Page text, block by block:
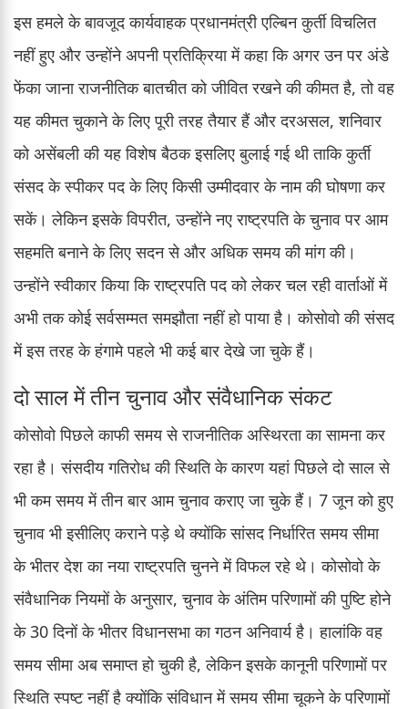
इस हमले के बावजूद कार्यवाहक प्रधानमंत्री एल्बिन कुर्ती विचलित
नहीं हुए और उन्होंने अपनी प्रतिक्रिया में कहा कि अगर उन पर अंडे
फेंका जाना राजनीतिक बातचीत को जीवित रखने की कीमत है, तो वह
यह कीमत चुकाने के लिए पूरी तरह तैयार हैं और दरअसल, शनिवार
को असेंबली की यह विशेष बैठक इसलिए बुलाई गई थी ताकि कुर्ती
संसद के स्पीकर पद के लिए किसी उम्मीदवार के नाम की घोषणा कर
सकें। लेकिन इसके विपरीत, उन्होंने नए राष्ट्रपति के चुनाव पर आम
सहमति बनाने के लिए सदन से और अधिक समय की मांग की।
उन्होंने स्वीकार किया कि राष्ट्रपति पद को लेकर चल रही वार्ताओं में
अभी तक कोई सर्वसम्मत समझौता नहीं हो पाया है। कोसोवो की संसद
में इस तरह के हंगामे पहले भी कई बार देखे जा चुके हैं।
दो साल में तीन चुनाव और संवैधानिक संकट
कोसोवो पिछले काफी समय से राजनीतिक अस्थिरता का सामना कर
रहा है। संसदीय गतिरोध की स्थिति के कारण यहां पिछले दो साल से
भी कम समय में तीन बार आम चुनाव कराए जा चुके हैं। 7 जून को हुए
चुनाव भी इसीलिए कराने पड़े थे क्योंकि सांसद निर्धारित समय सीमा
के भीतर देश का नया राष्ट्रपति चुनने में विफल रहे थे। कोसोवो के
संवैधानिक नियमों के अनुसार, चुनाव के अंतिम परिणामों की पुष्टि होने
के 30 दिनों के भीतर विधानसभा का गठन अनिवार्य है। हालांकि वह
समय सीमा अब समाप्त हो चुकी है, लेकिन इसके कानूनी परिणामों पर
स्थिति स्पष्ट नहीं है क्योंकि संविधान में समय सीमा चूकने के परिणामों